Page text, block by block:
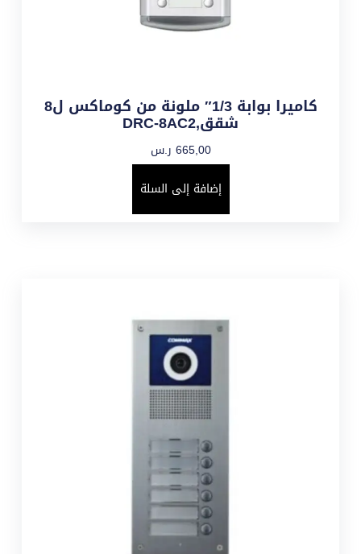
كاميرا بوابة 1/3″ ملونة من كوماكس ل8
شقق,DRC-8AC2
665,00 ر.س
إضافة إلى السلة